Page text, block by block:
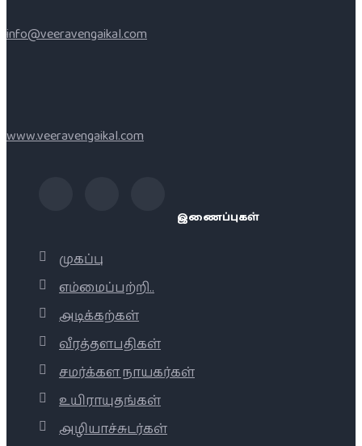
info@veeravengaikal.com
www.veeravengaikal.com
இணைப்புகள்
முகப்பு
எம்மைப்பற்றி..
அடிக்கற்கள்
வீரத்தளபதிகள்
சமர்க்கள நாயகர்கள்
உயிராயுதங்கள்
அழியாச்சுடர்கள்